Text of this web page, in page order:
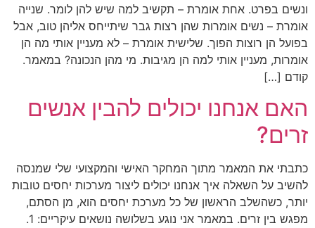
ונשים בפרט. אחת אומרת – תקשיב למה שיש להן לומר. שנייה
אומרת – נשים אומרות שהן רצות גבר שיתייחס אליהן טוב, אבל
בפועל הן רוצות הפוך. שלישית אומרת – לא מעניין אותי מה הן
אומרות, מעניין אותי למה הן מגיבות. מי מהן הנכונה? במאמר.
קודם […]
האם אנחנו יכולים להבין אנשים
זרים?
כתבתי את המאמר מתוך המחקר האישי והמקצועי שלי שמנסה
להשיב על השאלה איך אנחנו יכולים ליצור מערכות יחסים טובות
יותר, כשהשלב הראשון של כל מערכת יחסים הוא, מן הסתם,
מפגש בין זרים. במאמר אני נוגע בשלושה נושאים עיקריים: 1.